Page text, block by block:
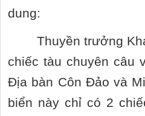
dung:
Thuyền trưởng
chiếc tàu chuyên câu
Địa bàn Côn Đảo và
biển này chỉ có 2